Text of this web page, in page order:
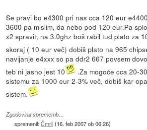
Se pravi bo e4300 pri nas cca 120 eur
3600 pa mislim, da nebo pod 120 eur.Pa
x2 spravit, na 3.0ghz boš rabil tud plato za
skoraj ( 10 eur več) dobiš plato na 965
navijanje e4xxx so pa ddr2 667 povsem
teb ni jasno jest 10
.Za mogoče cca 20-
sistemu za 1000 eur 2-3% več, dobiš kar
sistem.
Zgodovina sprememb…
spremenil:Čmrlj(16. feb 2007 ob 06:26)